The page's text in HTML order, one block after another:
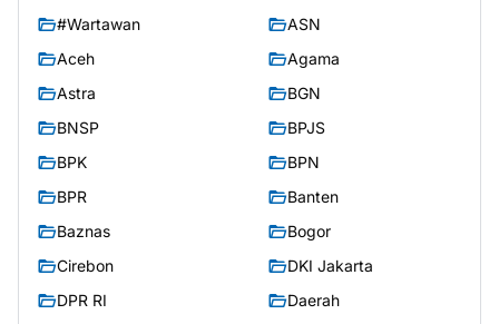
#Wartawan
ASN
Aceh
Agama
Astra
BGN
BNSP
BPJS
BPK
BPN
BPR
Banten
Baznas
Bogor
Cirebon
DKI Jakarta
DPR RI
Daerah